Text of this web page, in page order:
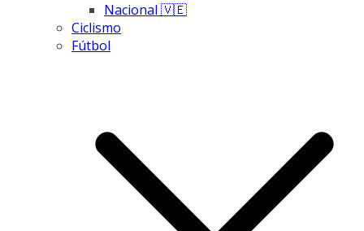
Nacional 🇻🇪
Ciclismo
Fútbol